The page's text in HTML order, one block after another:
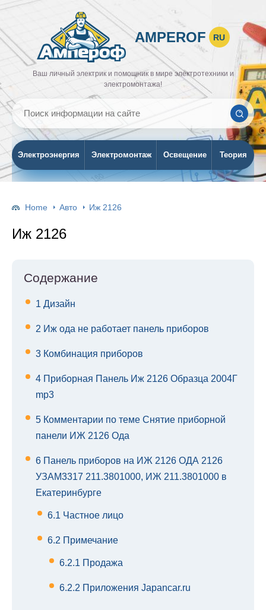
AMPEROF RU
Ваш личный электрик и помощник в мире электротехники и
электромонтажа!
Электроэнергия Электромонтаж Освещение Теория
Home Авто Иж 2126
Иж 2126
Содержание
1 Дизайн
2 Иж ода не работает панель приборов
3 Комбинация приборов
4 Приборная Панель Иж 2126 Образца 2004Г
mp3
5 Комментарии по теме Снятие приборной
панели ИЖ 2126 Ода
6 Панель приборов на ИЖ 2126 ОДА 2126
УЗАМ3317 211.3801000, ИЖ 211.3801000 в
Екатеринбурге
6.1 Частное лицо
6.2 Примечание
6.2.1 Продажа
6.2.2 Приложения Japancar.ru